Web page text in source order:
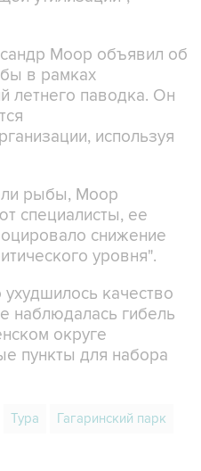
Моор объявил об
в рамках
летнего паводка. Он
используя
рыбы, Моор
специалисты, ее
снижение
уровня".
качество
наблюдалась гибель
округе
пункты для набора
Тура Гагаринский парк